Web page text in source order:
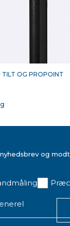
OG 2 STK.
OG PROPOINT
og